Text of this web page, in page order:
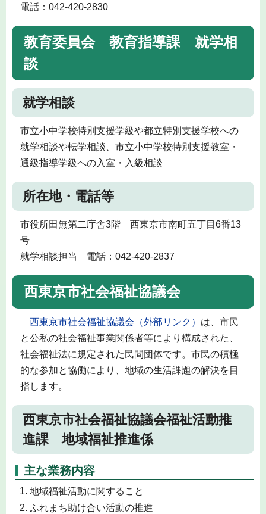
電話：042-420-2830
教育委員会 教育指導課 就学相
談
就学相談
市立小中学校特別支援学級や都立特別支援学校への
就学相談や転学相談、市立小中学校特別支援教室・
通級指導学級への入室・入級相談
所在地・電話等
市役所田無第二庁舎3階 西東京市南町五丁目6番13
号
就学相談担当 電話：042-420-2837
西東京市社会福祉協議会
西東京市社会福祉協議会（外部リンク） は、市民
と公私の社会福祉事業関係者等により構成された、
社会福祉法に規定された民間団体です。市民の積極
的な参加と協働により、地域の生活課題の解決を目
指します。
西東京市社会福祉協議会福祉活動推
進課 地域福祉推進係
主な業務内容
地域福祉活動に関すること
ふれまち助け合い活動の推進